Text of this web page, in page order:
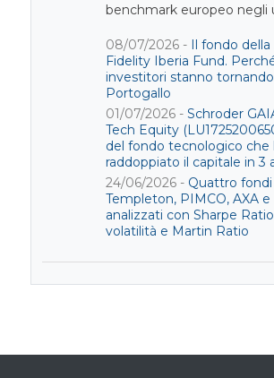
benchmark europeo negli
08/07/2026 - Il fondo
Fidelity Iberia Fund.
investitori stanno
Portogallo
01/07/2026 - Schroder
Tech Equity
del fondo tecnologico che
raddoppiato il capitale in 3
24/06/2026 - Quattro
Templeton, PIMCO, AXA
analizzati con Sharpe
volatilità e Martin Ratio